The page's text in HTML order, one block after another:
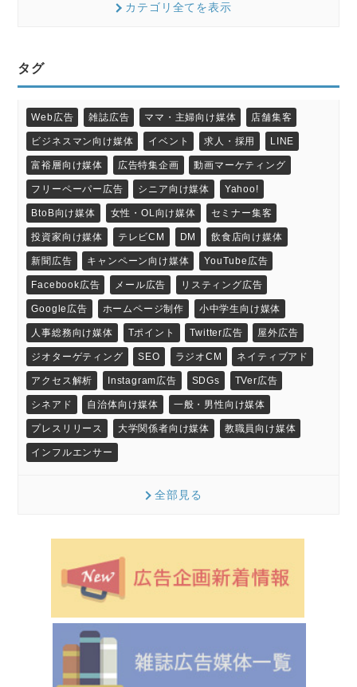
カテゴリ全てを表示
タグ
Web広告 雑誌広告 ママ・主婦向け媒体 店舗集客
ビジネスマン向け媒体 イベント 求人・採用 LINE
富裕層向け媒体 広告特集企画 動画マーケティング
フリーペーパー広告 シニア向け媒体 Yahoo!
BtoB向け媒体 女性・OL向け媒体 セミナー集客
投資家向け媒体 テレビCM DM 飲食店向け媒体
新聞広告 キャンペーン向け媒体 YouTube広告
Facebook広告 メール広告 リスティング広告
Google広告 ホームページ制作 小中学生向け媒体
人事総務向け媒体 Tポイント Twitter広告 屋外広告
ジオターゲティング SEO ラジオCM ネイティブアド
アクセス解析 Instagram広告 SDGs TVer広告
シネアド 自治体向け媒体 一般・男性向け媒体
プレスリリース 大学関係者向け媒体 教職員向け媒体
インフルエンサー
全部見る